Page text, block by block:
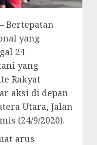
Bertepatan
yang
24
yang
Rakyat
aksi di depan
Utara, Jalan
(24/9/2020).
arus